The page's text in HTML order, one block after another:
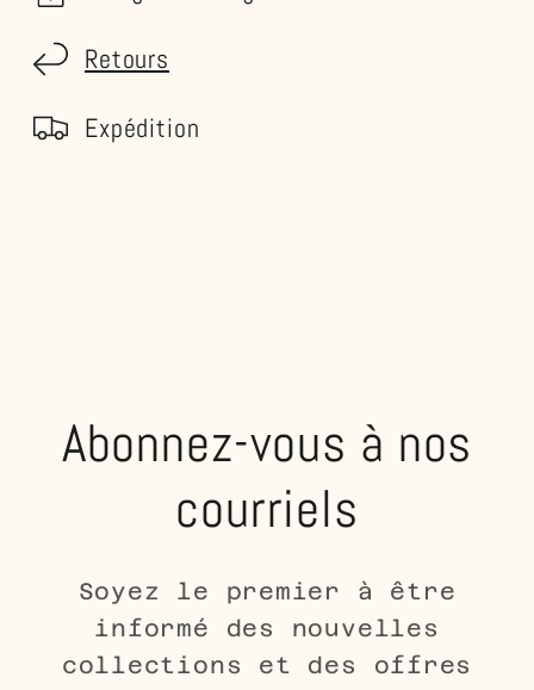
Retours
Expédition
Abonnez-vous à nos
courriels
Soyez le premier à être
informé des nouvelles
collections et des offres